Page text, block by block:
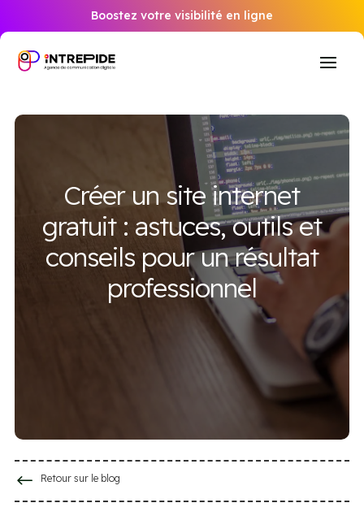
Boostez votre visibilité en ligne
Créer un site internet
gratuit : astuces, outils et
conseils pour un résultat
professionnel
# Retour sur le blog